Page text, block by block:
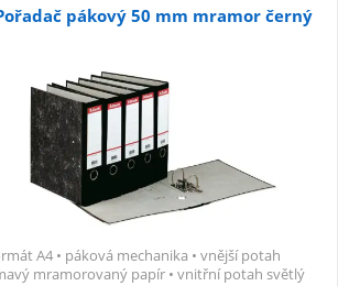
pákový 50 mm mramor černý
A4 • páková mechanika • vnější potah
mramorovaný papír • vnitřní potah světlý